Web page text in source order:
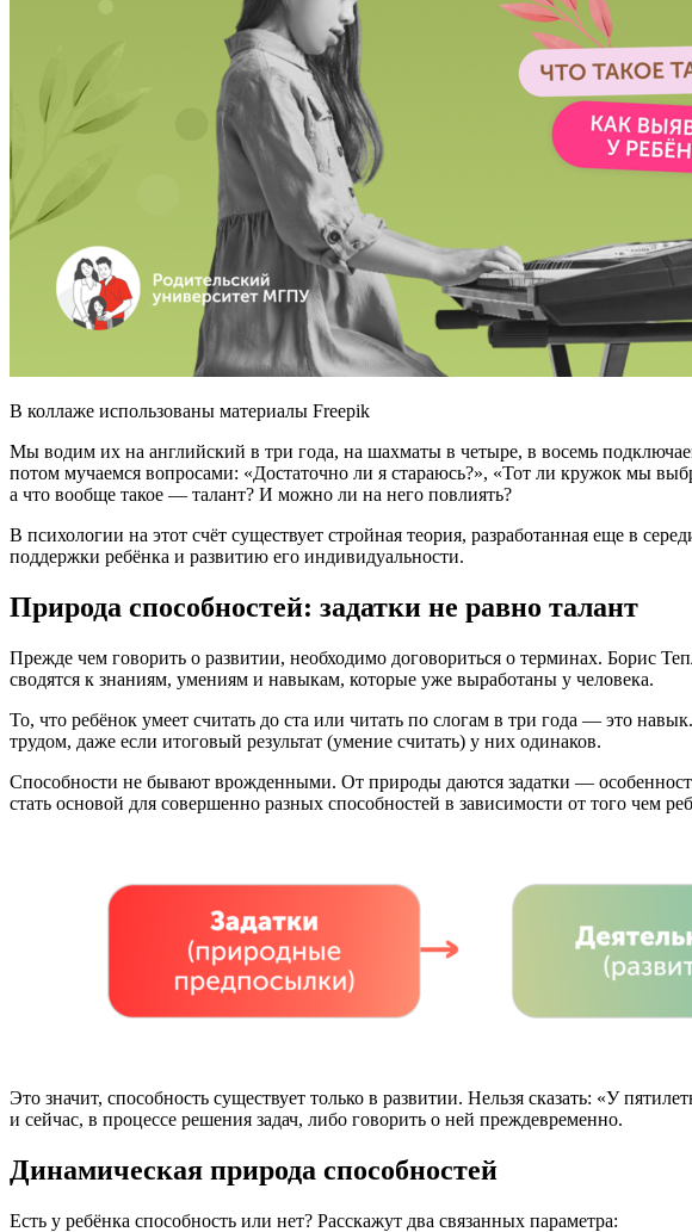
В коллаже использованы материалы Freepik
Мы водим их на английский в три года, на шахматы в четыре, в восемь
потом мучаемся вопросами: «Достаточно ли я стараюсь?», «Тот ли кружок мы
а что вообще такое — талант? И можно ли на него повлиять?
В психологии на этот счёт существует стройная теория, разработанная еще в
поддержки ребёнка и развитию его индивидуальности.
Природа способностей: задатки не равно талант
Прежде чем говорить о развитии, необходимо договориться о терминах. Борис
сводятся к знаниям, умениям и навыкам, которые уже выработаны у человека.
То, что ребёнок умеет считать до ста или читать по слогам в три года — это
трудом, даже если итоговый результат (умение считать) у них одинаков.
Способности не бывают врожденными. От природы даются задатки —
стать основой для совершенно разных способностей в зависимости от того чем
Это значит, способность существует только в развитии. Нельзя сказать: «У
и сейчас, в процессе решения задач, либо говорить о ней преждевременно.
Динамическая природа способностей
Есть у ребёнка способность или нет? Расскажут два связанных параметра: